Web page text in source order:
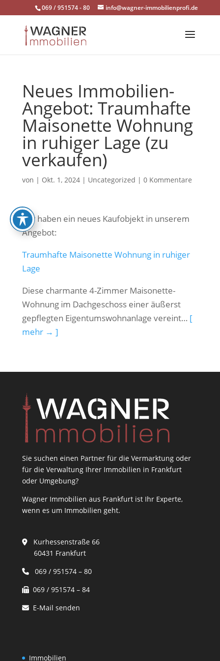
to
content
069 / 951574 - 80 info@wagner-immobilienprofi.de
Neues Immobilien-
Angebot: Traumhafte
Maisonette Wohnung
in ruhiger Lage (zu
verkaufen)
von | Okt. 1, 2024| Uncategorized | 0 Kommentare
Wir haben ein neues Kaufobjekt in unserem
Angebot:
Traumhafte Maisonette Wohnung in ruhiger
Lage
Diese charmante 4-Zimmer Maisonette-
Wohnung im Dachgeschoss einer äußerst
gepflegten Eigentumswohnanlage vereint… [
mehr → ]
Sie suchen einen Partner für die Vermarktung oder
für die Verwaltung Ihrer Immobilien in Frankfurt
oder Umgebung?
Wagner Immobilien aus Frankfurt ist Ihr Experte,
wenn es um Immobilien geht.
Kurhessenstraße 66
60431 Frankfurt
069 / 951574 – 80
069 / 951574 – 84
E-Mail senden
Immobilien